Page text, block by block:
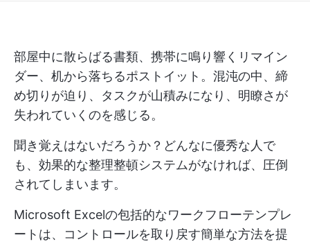
部屋中に散らばる書類、携帯に鳴り響くリマイン
ダー、机から落ちるポストイット。混沌の中、締
め切りが迫り、タスクが山積みになり、明瞭さが
失われていくのを感じる。
聞き覚えはないだろうか？どんなに優秀な人で
も、効果的な整理整頓システムがなければ、圧倒
されてしまいます。
Microsoft Excelの包括的なワークフローテンプレ
ートは、コントロールを取り戻す簡単な方法を提